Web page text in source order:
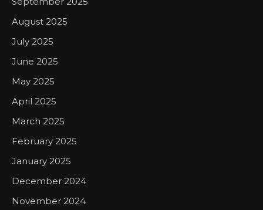
August 2025
July 2025
June 2025
May 2025
April 2025
March 2025
February 2025
January 2025
December 2024
November 2024